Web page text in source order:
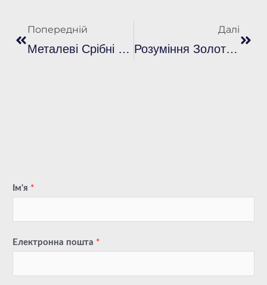
Попередній
Металеві Срібні Пластизольні Чорнила Для Трафаретного Друку
Далі
Розуміння Золотих Пластизольних Чорнил: Технічний Огляд
Ім'я *
Електронна пошта *